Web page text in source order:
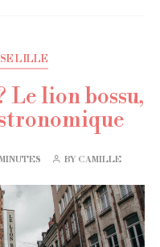
LILLE
Le lion bossu,
BY CAMILLE